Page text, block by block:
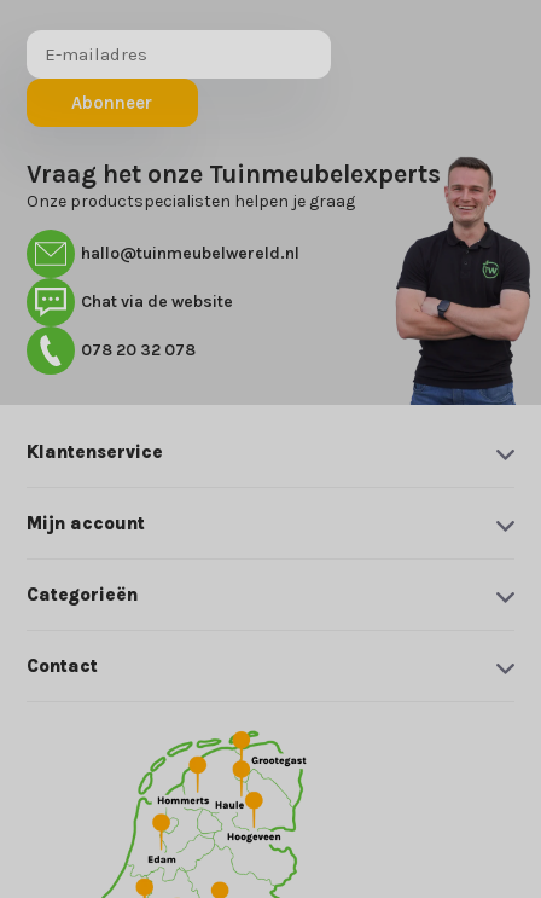
Abonneer
Vraag het onze Tuinmeubelexperts
Onze productspecialisten helpen je graag
hallo@tuinmeubelwereld.nl
Chat via de website
078 20 32 078
Klantenservice
Mijn account
Categorieën
Contact